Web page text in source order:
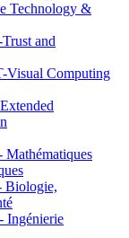
Technology &
and
Computing